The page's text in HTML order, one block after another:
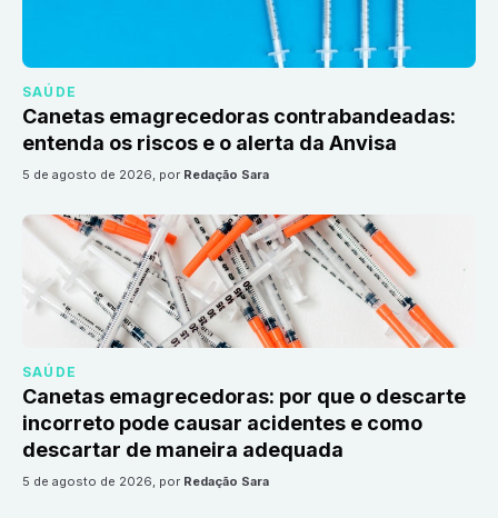
SAÚDE
Canetas emagrecedoras contrabandeadas:
entenda os riscos e o alerta da Anvisa
5 de agosto de 2026, por Redação Sara
SAÚDE
Canetas emagrecedoras: por que o descarte
incorreto pode causar acidentes e como
descartar de maneira adequada
5 de agosto de 2026, por Redação Sara